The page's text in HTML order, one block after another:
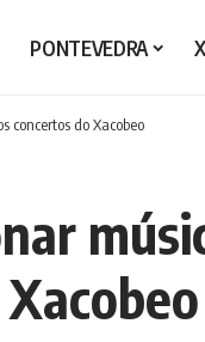
PONTEVEDRA
concertos do Xacobeo